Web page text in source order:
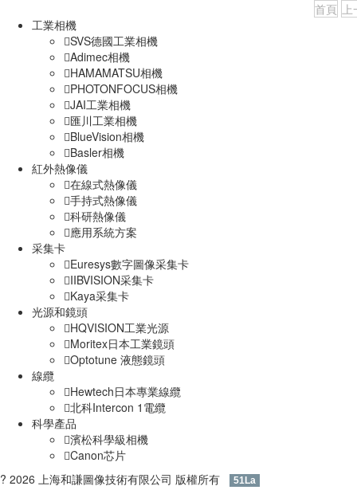
首頁
工業相機
SVS德國工業相機
Adimec相機
HAMAMATSU相機
PHOTONFOCUS相機
JAI工業相機
匯川工業相機
BlueVision相機
Basler相機
紅外熱像儀
在線式熱像儀
手持式熱像儀
科研熱像儀
應用系統方案
采集卡
Euresys數字圖像采集卡
IIBVISION采集卡
Kaya采集卡
光源和鏡頭
HQVISION工業光源
Moritex日本工業鏡頭
Optotune 液態鏡頭
線纜
Hewtech日本專業線纜
北科Intercon 1電纜
科學產品
濱松科學級相機
Canon芯片
? 2026 上海和謙圖像技術有限公司 版權所有
51La